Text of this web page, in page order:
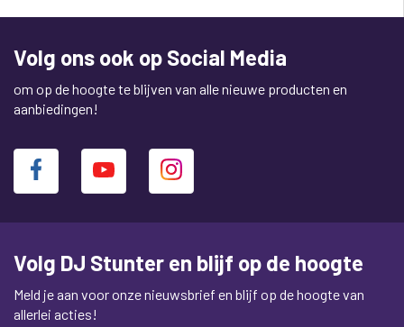
Volg ons ook op Social Media
om op de hoogte te blijven van alle nieuwe producten en
aanbiedingen!
Volg DJ Stunter en blijf op de hoogte
Meld je aan voor onze nieuwsbrief en blijf op de hoogte van
allerlei acties!